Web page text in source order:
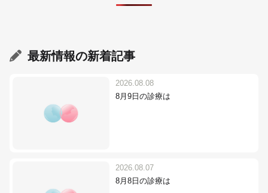
最新情報の新着記事
2026.08.08
8月9日の診療は
2026.08.07
8月8日の診療は